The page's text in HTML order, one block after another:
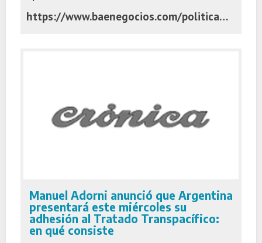
https://www.baenegocios.com/politica/de-cara-a-la-reeleccion-martin-menem-apunta-a-impulsar-la-agenda-violeta-en-las-provincias/
Manuel Adorni anunció que Argentina
presentará este miércoles su
adhesión al Tratado Transpacífico:
en qué consiste